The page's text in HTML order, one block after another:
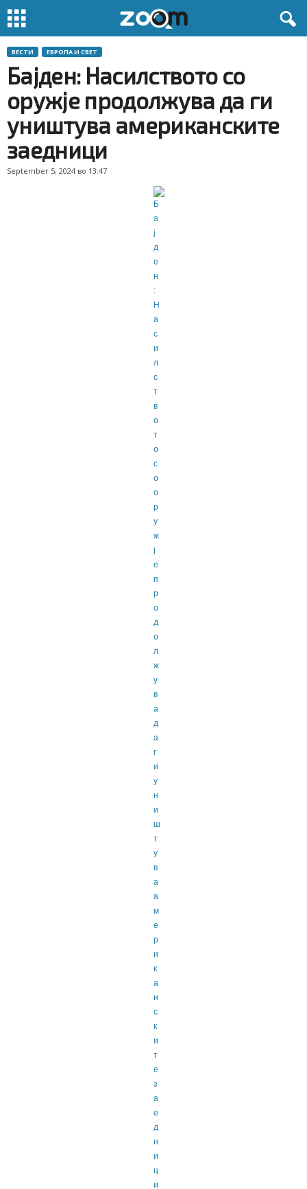
ВЕСТИ ЕВРОПА И СВЕТ
Бајден: Насилството со
оружје продолжува да ги
уништува американските
заедници
September 5, 2024 во 13:47